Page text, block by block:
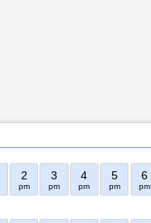
2
pm
3
pm
4
pm
5
pm
6
pm